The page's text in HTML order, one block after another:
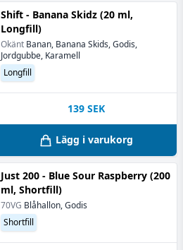
Shift - Banana Skidz (20 ml,
Longfill)
Okänt Banan, Banana Skids, Godis,
Jordgubbe, Karamell
Longfill
139 SEK
Lägg i varukorg
Just 200 - Blue Sour Raspberry (200
ml, Shortfill)
70VG Blåhallon, Godis
Shortfill